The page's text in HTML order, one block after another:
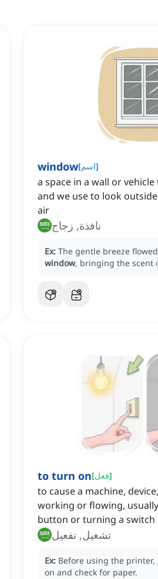
window[اسم]
a space in a wall or
and we use to look
air
نافذة, زجاج
Ex: The gentle breeze
window, bringing the scent
to turn on[فعل]
to cause a machine,
working or flowing,
button or turning a switch
تشغيل, تفعيل
Ex: Before using the
on and check for paper.